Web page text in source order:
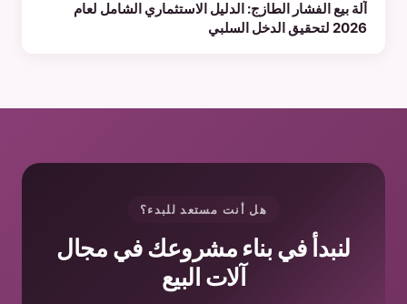
آلة بيع الفشار الطازج: الدليل الاستثماري الشامل لعام
2026 لتحقيق الدخل السلبي
هل أنت مستعد للبدء؟
لنبدأ في بناء مشروعك في مجال
آلات البيع